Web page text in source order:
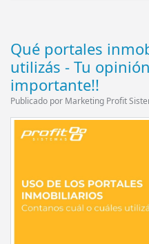
Qué portales
utilizás - Tu
importante!!
Publicado por Marketing Profit